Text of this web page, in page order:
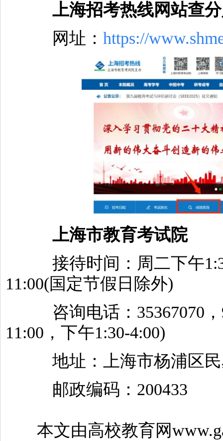
上海招考热线网站查
网址： https://
上海市教育考试院
接待时间：周二下午
11:00(国定节假日除外)
咨询电话：35367070，
11:00，下午1:30-4:00)
地址：上海市杨浦区民
邮政编码：200433
本文由高校教育网